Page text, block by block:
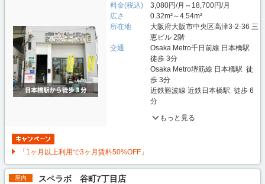
料金(税込)
3,080円/月～18,700円/月
広さ
0.32m²～4.54m²
所在地
大阪府大阪市中央区高津3-2-36 三
恵ビル 2階
交通
Osaka Metro千日前線 日本橋駅
徒歩 3分
Osaka Metro堺筋線 日本橋駅 徒
歩 3分
近鉄難波線 近鉄日本橋駅 徒歩 6
分
もっと見る
「1ヶ月以上利用で3ヶ月賃料50%OFF」
屋内 スペラボ 谷町7丁目店